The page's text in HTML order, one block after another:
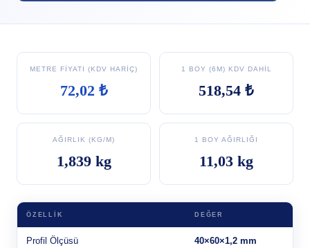
METRE FIYATI (KDV HARIÇ)
72,02 ₺
1 BOY (6M) KDV DAHIL
518,54 ₺
AĞIRLIK (KG/M)
1,839 kg
1 BOY AĞIRLIĞI
11,03 kg
ÖZELLIK DEĞER
Profil Ölçüsü 40×60×1,2 mm